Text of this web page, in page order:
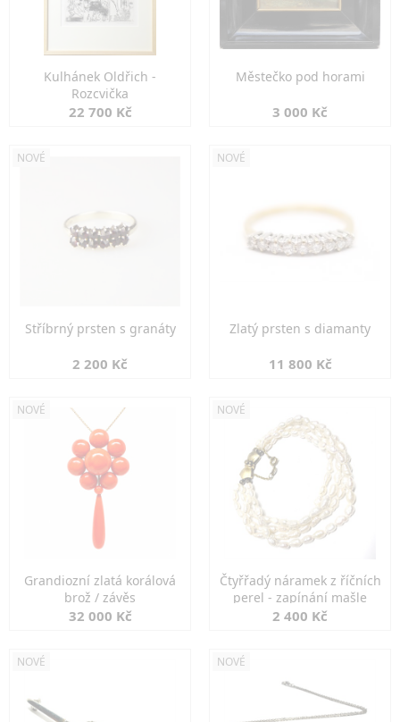
Kulhánek Oldřich -
Rozcvička
22 700 Kč
Městečko pod horami
3 000 Kč
NOVÉ
Stříbrný prsten s granáty
2 200 Kč
NOVÉ
Zlatý prsten s diamanty
11 800 Kč
NOVÉ
Grandiozní zlatá korálová
brož / závěs
32 000 Kč
NOVÉ
Čtyřřadý náramek z říčních
perel - zapínání mašle
2 400 Kč
NOVÉ NOVÉ